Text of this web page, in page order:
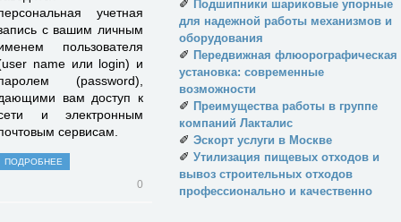
учетная
с вашим личным
пользователя
name или login) и
(password),
вам доступ к
и электронным
сервисам.
ПОДРОБНЕЕ
0
✐ Подшипники шариковые упорные
для надежной работы механизмов и
оборудования
✐ Передвижная флюорографическая
установка: современные
возможности
✐ Преимущества работы в группе
компаний Лакталис
✐ Эскорт услуги в Москве
✐ Утилизация пищевых отходов и
вывоз строительных отходов
профессионально и качественно